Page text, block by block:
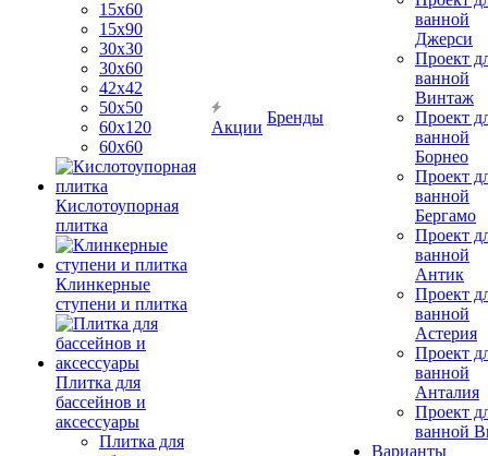
15х60
15x90
30х30
30х60
42х42
50х50
60х120
60х60
Кислотоупорная
плитка
Клинкерные
ступени и плитка
Плитка для
бассейнов и
аксессуары
Плитка для
Акции
Бренды
ванной
Джерси
Проект
ванной
Винтаж
Проект
ванной
Борнео
Проект
ванной
Бергамо
Проект
ванной
Антик
Проект
ванной
Астерия
Проект
ванной
Анталия
Проект
ванной
Варианты